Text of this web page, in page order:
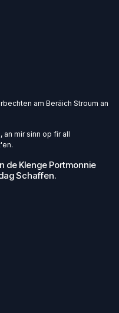
am Beräich Stroum an
an mir sinn op fir all
de Klenge Portmonnie
Schaffen.